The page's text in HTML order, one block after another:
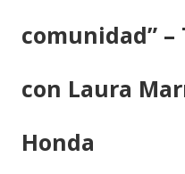
comunidad” –
con Laura
Honda